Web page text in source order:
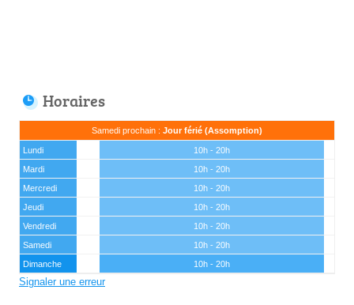
Horaires
Samedi prochain : Jour férié (Assomption)
Lundi
10h - 20h
Mardi
10h - 20h
Mercredi
10h - 20h
Jeudi
10h - 20h
Vendredi
10h - 20h
Samedi
10h - 20h
Dimanche
10h - 20h
Signaler une erreur